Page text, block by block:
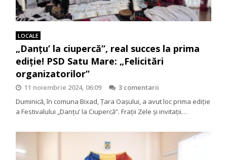
LOCALE
„Danțu’ la ciupercă”, real succes la prima
ediție! PSD Satu Mare: „Felicitări
organizatorilor”
11 noiembrie 2024, 06:09
3 comentarii
Duminică, în comuna Bixad, Țara Oașului, a avut loc prima ediție
a Festivalului „Danțu’ la Ciupercă”. Frații Zele și invitații…